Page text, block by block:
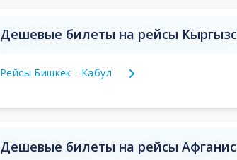
Дешевые билеты на рейсы
Рейсы Бишкек - Кабул
Дешевые билеты на рейсы